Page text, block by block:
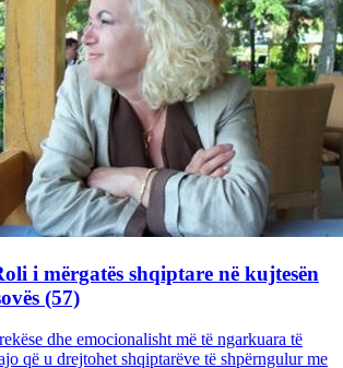
i mërgatës shqiptare në kujtesën
(57)
dhe emocionalisht më të ngarkuara të
që u drejtohet shqiptarëve të shpërngulur me